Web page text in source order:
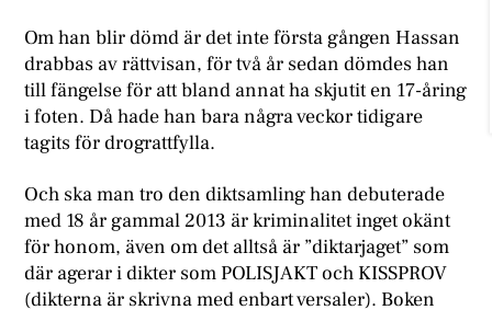
Om han blir dömd är det inte första gången Hassan
drabbas av rättvisan, för två år sedan dömdes han
till fängelse för att bland annat ha skjutit en 17-åring
i foten. Då hade han bara några veckor tidigare
tagits för drograttfylla.
Och ska man tro den diktsamling han debuterade
med 18 år gammal 2013 är kriminalitet inget okänt
för honom, även om det alltså är ”diktarjaget” som
där agerar i dikter som POLISJAKT och KISSPROV
(dikterna är skrivna med enbart versaler). Boken